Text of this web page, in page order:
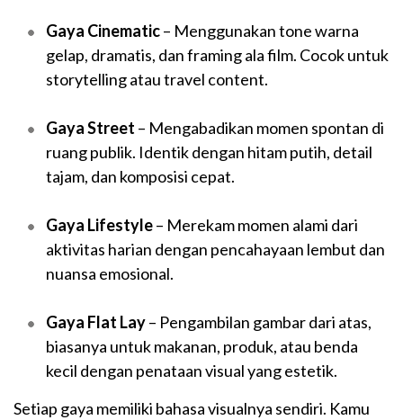
Gaya Cinematic– Menggunakan tone warna
gelap, dramatis, dan framing ala film. Cocok untuk
storytelling atau travel content.
Gaya Street – Mengabadikan momen spontan di
ruang publik. Identik dengan hitam putih, detail
tajam, dan komposisi cepat.
Gaya Lifestyle– Merekam momen alami dari
aktivitas harian dengan pencahayaan lembut dan
nuansa emosional.
Gaya Flat Lay– Pengambilan gambar dari atas,
biasanya untuk makanan, produk, atau benda
kecil dengan penataan visual yang estetik.
Setiap gaya memiliki bahasa visualnya sendiri. Kamu